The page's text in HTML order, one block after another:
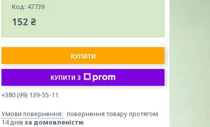
Код: 47739
152 ₴
КУПИТИ
КУПИТИ З
+380 (99) 139-55-11
повернення товару протягом
14 днів за домовленістю